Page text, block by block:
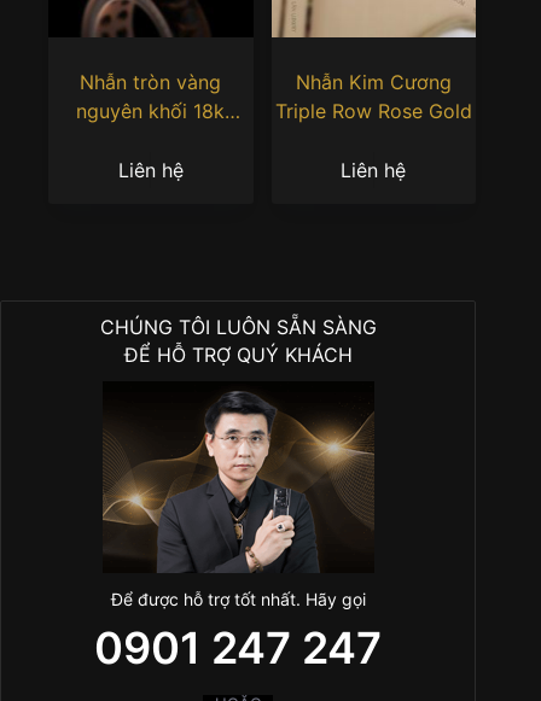
Nhẫn tròn vàng
nguyên khối 18k
cương
Liên hệ
Nhẫn Kim Cương
Triple Row Rose Gold
Liên hệ
CHÚNG TÔI LUÔN SẴN SÀNG
ĐỂ HỖ TRỢ QUÝ KHÁCH
Để được hỗ trợ tốt nhất. Hãy gọi
0901 247 247